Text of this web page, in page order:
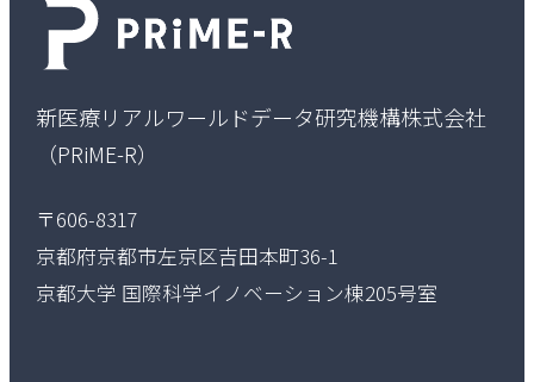
新医療リアルワールドデータ研究機構株式会社
（PRiME-R）
〒606-8317
京都府京都市左京区吉田本町36-1
京都大学 国際科学イノベーション棟205号室